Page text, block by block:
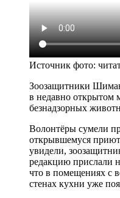
Источник фото:
Зоозащитники
в недавно открытом
безнадзорных
Волонтёры сумели
открывшемуся
увидели,
редакцию прислали
что в помещениях с
стенах кухни уже